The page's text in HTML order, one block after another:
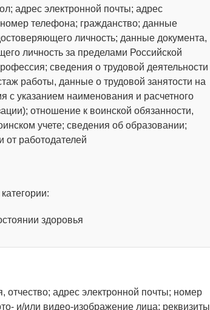
адрес электронной почты; адрес
номер телефона; гражданство; данные
личность; данные документа,
личность за пределами Российской
сведения о трудовой деятельности
работы, данные о трудовой занятости на
с указанием наименования и расчетного
отношение к воинской обязанности,
учете; сведения об образовании;
от работодателей
здоровья
отчество; адрес электронной почты; номер
и/или видео-изображение лица; реквизиты